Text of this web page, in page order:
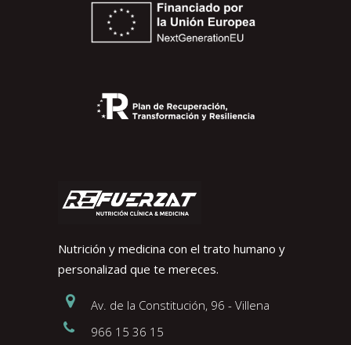
Nutrición y medicina con el trato humano y
personalizad que te mereces.
Av. de la Constitución, 96 - Villena
966 15 36 15